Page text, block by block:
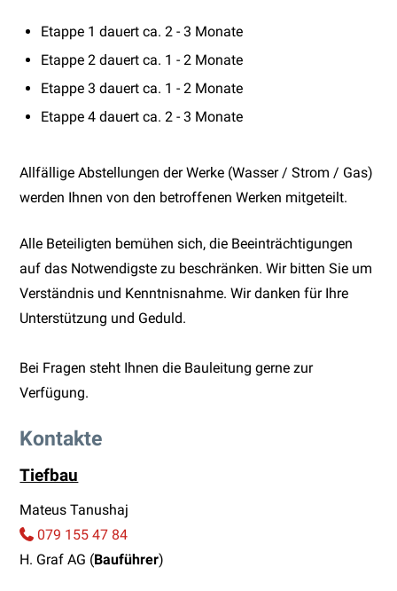
Etappe 1 dauert ca. 2 - 3 Monate
Etappe 2 dauert ca. 1 - 2 Monate
Etappe 3 dauert ca. 1 - 2 Monate
Etappe 4 dauert ca. 2 - 3 Monate
Allfällige Abstellungen der Werke (Wasser / Strom / Gas)
werden Ihnen von den betroffenen Werken mitgeteilt.
Alle Beteiligten bemühen sich, die Beeinträchtigungen
auf das Notwendigste zu beschränken. Wir bitten Sie um
Verständnis und Kenntnisnahme. Wir danken für Ihre
Unterstützung und Geduld.
Bei Fragen steht Ihnen die Bauleitung gerne zur
Verfügung.
Kontakte
Tiefbau
Mateus Tanushaj
079 155 47 84
H. Graf AG (Bauführer)